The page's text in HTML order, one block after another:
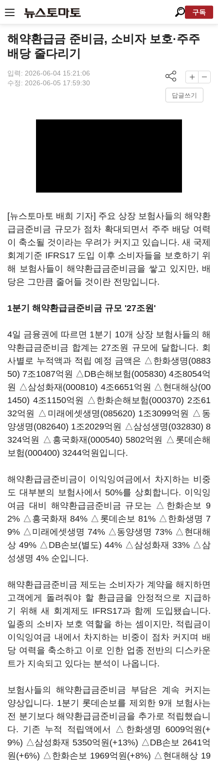
구독
해약환급금 준비금, 소비자 보호·주주
배당 줄다리기
입력: 2026-06-04 15:21:06
수정: 2026-06-05 17:59:30
답글쓰기
[뉴스토마토 배희 기자] 주요 상장 보험사들의 해약환
급금준비금 규모가 점차 확대되면서 주주 배당 여력
이 축소될 것이라는 우려가 커지고 있습니다. 새 국제
회계기준 IFRS17 도입 이후 소비자들을 보호하기 위
해 보험사들이 해약환급금준비금을 쌓고 있지만, 배
당은 그만큼 줄어들 것이란 전망입니다.
1분기 해약환급금준비금 규모 '27조원'
4일 금융권에 따르면 1분기 10개 상장 보험사들의 해
약환급금준비금 합계는 27조원 규모에 달합니다. 회
사별로 누적액과 적립 예정 금액은 △ 한화생명(0883
50) 7조1087억원 △DB손해보험(005830) 4조8054억
원 △삼성화재(000810) 4조6651억원 △ 현대해상(00
1450) 4조1150억원 △ 한화손해보험(000370) 2조61
32억원 △ 미래에셋생명(085620) 1조3099억원 △ 동
양생명(082640) 1조2029억원 △삼성생명(032830) 8
324억원 △ 흥국화재(000540) 5802억원 △ 롯데손해
보험(000400) 3244억원입니다.
해약환급금준비금이 이익잉여금에서 차지하는 비중
도 대부분의 보험사에서 50%를 상회합니다. 이익잉
여금 대비 해약환급금준비금 규모는 △한화손보 9
2% △흥국화재 84% △롯데손보 81% △한화생명 7
9% △미래에셋생명 74% △동양생명 73% △현대해
상 49% △DB손보(별도) 44% △삼성화재 33% △삼
성생명 4% 순입니다.
해약환급금준비금 제도는 소비자가 계약을 해지하면
고객에게 돌려줘야 할 환급금을 안정적으로 지급하
기 위해 새 회계제도 IFRS17과 함께 도입됐습니다.
일종의 소비자 보호 역할을 하는 셈이지만, 적립금이
이익잉여금 내에서 차지하는 비중이 점차 커지며 배
당 여력을 축소하고 이로 인한 업종 전반의 디스카운
트가 지속되고 있다는 분석이 나옵니다.
보험사들의 해약환급금준비금 부담은 계속 커지는
양상입니다. 1분기 롯데손보를 제외한 9개 보험사는
전 분기보다 해약환급금준비금을 추가로 적립했습니
다. 기존 누적 적립액에서 △한화생명 6009억원(+
9%) △삼성화재 5350억원(+13%) △DB손보 2641억
원(+6%) △한화손보 1969억원(+8%) △현대해상 19